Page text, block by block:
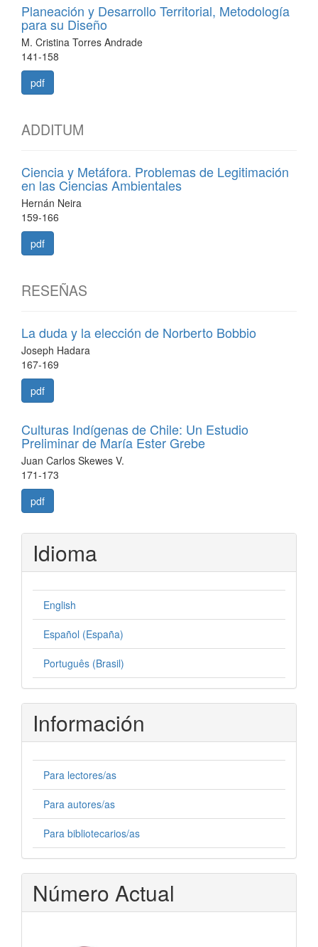
Planeación y Desarrollo Territorial, Metodología
para su Diseño
M. Cristina Torres Andrade
141-158
pdf
ADDITUM
Ciencia y Metáfora. Problemas de Legitimación
en las Ciencias Ambientales
Hernán Neira
159-166
pdf
RESEÑAS
La duda y la elección de Norberto Bobbio
Joseph Hadara
167-169
pdf
Culturas Indígenas de Chile: Un Estudio
Preliminar de María Ester Grebe
Juan Carlos Skewes V.
171-173
pdf
Idioma
English
Español (España)
Português (Brasil)
Información
Para lectores/as
Para autores/as
Para bibliotecarios/as
Número Actual